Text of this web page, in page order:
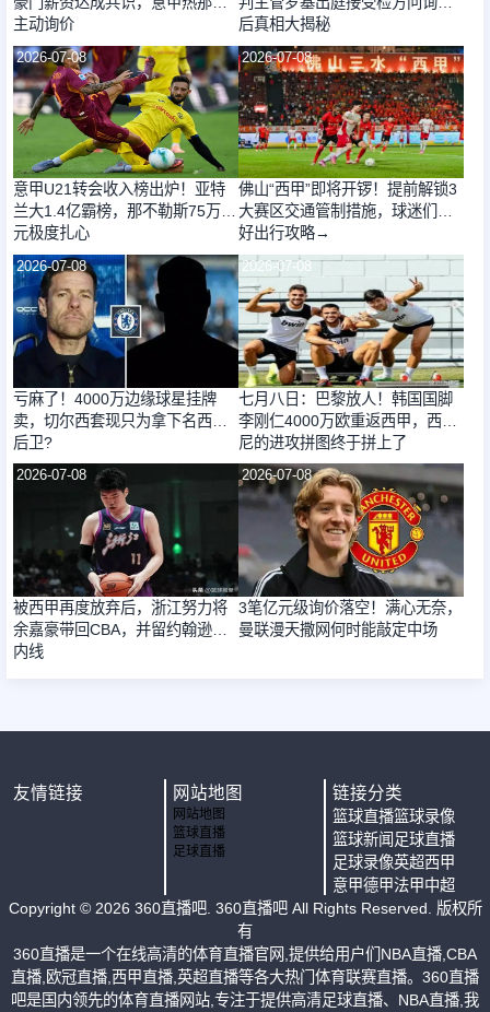
主动询价
后真相大揭秘
2026-07-08
意甲U21转会收入榜出炉！亚特
兰大1.4亿霸榜，那不勒斯75万欧
元极度扎心
2026-07-08
佛山“西甲”即将开锣！提前解锁3
大赛区交通管制措施，球迷们收
好出行攻略→
2026-07-08
亏麻了！4000万边缘球星挂牌
卖，切尔西套现只为拿下名西甲
后卫?
2026-07-08
七月八日：巴黎放人！韩国国脚
李刚仁4000万欧重返西甲，西蒙
尼的进攻拼图终于拼上了
2026-07-08
被西甲再度放弃后，浙江努力将
余嘉豪带回CBA，并留约翰逊补
内线
2026-07-08
3笔亿元级询价落空！满心无奈，
曼联漫天撒网何时能敲定中场
友情链接 网站地图
网站地图
篮球直播
足球直播
链接分类
篮球直播篮球录像
篮球新闻 足球直播
足球录像英超西甲
意甲德甲法甲中超
Copyright © 2026 360直播吧. 360直播吧 All Rights Reserved. 版权所
有
360直播是一个在线高清的体育直播官网,提供给用户们NBA直播,CBA
直播,欧冠直播,西甲直播,英超直播等各大热门体育联赛直播。360直播
吧是国内领先的体育直播网站,专注于提供高清足球直播、NBA直播,我